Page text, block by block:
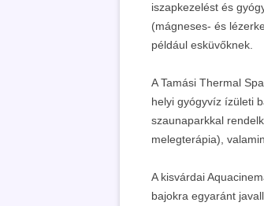
iszapkezelést és
(mágneses- és
például esküvőknek.
A Tamási Thermal
helyi gyógyvíz ízületi
szaunaparkkal
melegterápia),
A kisvárdai
bajokra egyaránt